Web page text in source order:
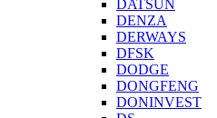
DATSUN
DENZA
DERWAYS
DFSK
DODGE
DONGFENG
DONINVEST